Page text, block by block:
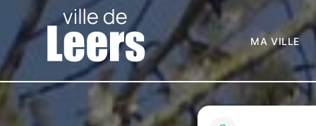
Skip to menu Skip to search Aller au
Ville de Leers
Menu principal
N
a
v
i
g
MA VILLE